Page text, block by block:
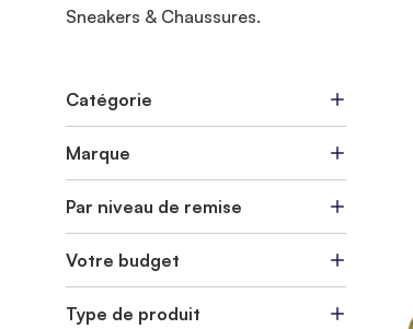
Sneakers & Chaussures.
Catégorie
Marque
Par niveau de remise
Votre budget
Type de produit